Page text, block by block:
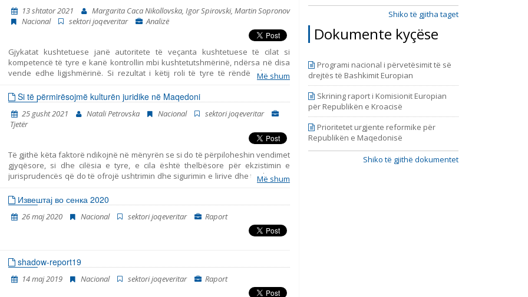
13 shtator 2021
Margarita Caca Nikollovska, Igor Spirovski, Martin Sopronov
Nacional
sektori joqeveritar Analizë
Gjykatat kushtetuese janë autoritete të veçanta kushtetuese të cilat si
kompetencë të tyre e kanë kontrollin mbi kushtetutshmërinë, ndërsa në disa
vende edhe ligjshmërinë. Si rezultat i këtij roli të tyre të rëndësishëm në
sistemet politikë të shteteve ato paraqesin një element kyç të
konstitucionalizmit që e nënkupton kundërpeshën (kufizimin) e supremacisë
parlamentare dhe të pushtetit ekzekutiv në procesin e sendërtimit të pushtetit
shtetëror dhe për vendosjen e sistemit të “demokracisë kushtetuese” të
bazuar mbi supremacinë e Kushtetutës. Në këtë kuptim, njëri nga funksionet
themelore të gjyqtarëve kushtetues konsiston me sigurimin e vlerës së parimit
themelor të ndarjes së pushtetit në ligjvënës, ekzekutiv dhe gjyqësor në një
shoqëri demokratike, përkatësisht t’i kontrollojnë dhe mbajnë titullarët e
këtyre pushteteve në kufijtë e prerogrativëve të tyre kushtetues me qëllim të
sendërtimit dhe zhvillimit të shoqërisë demokratike të bazuar në sundimin e të
Më shum
Si të përmirësojmë kulturën juridike në Maqedoni
25 gusht 2021 Natali Petrovska Nacional
sektori joqeveritar
Tjetër
Të gjithë këta faktorë ndikojnë në mënyrën se si do të përpiloheshin vendimet
gjyqësore, si dhe cilësia e tyre, e cila është thelbësore për ekzistimin e
jurisprudencës që do të ofrojë ushtrimin dhe sigurimin e lirive dhe të drejtave
themelore të qytetarëve, si dhe subjekteve të tjera në vend. Cilësia e
drejtësisë është një përkushtim i vazhdueshëm dhe afatgjatë i organeve dhe
mekanizmave ndërkombëtarë të parashikuara nga konventat, rezolutat dhe
rekomandimet e miratuara nën patronazhin e tyre, me qëllim lehtësimin e
aksesit në drejtësi, përmirësimin dhe thjeshtimin e procedurave, zvogëlimin e
ngarkesës së gjykatave nga puna dhe rifokusimin mbi punën e gjyqtarëve për
Më shum
Извештај во сенка 2020
26 maj 2020 Nacional sektori joqeveritar Raport
shadow-report19
14 maj 2019 Nacional sektori joqeveritar Raport
Shiko të gjitha taget
Dokumente kyçëse
Programi nacional i përvetësimit të së
drejtës të Bashkimit Europian
Skrining raport i Komisionit Europian
për Republikën e Kroacisë
Prioritetet urgjente reformike për
Republikën e Maqedonisë
Shiko të gjithë dokumentet